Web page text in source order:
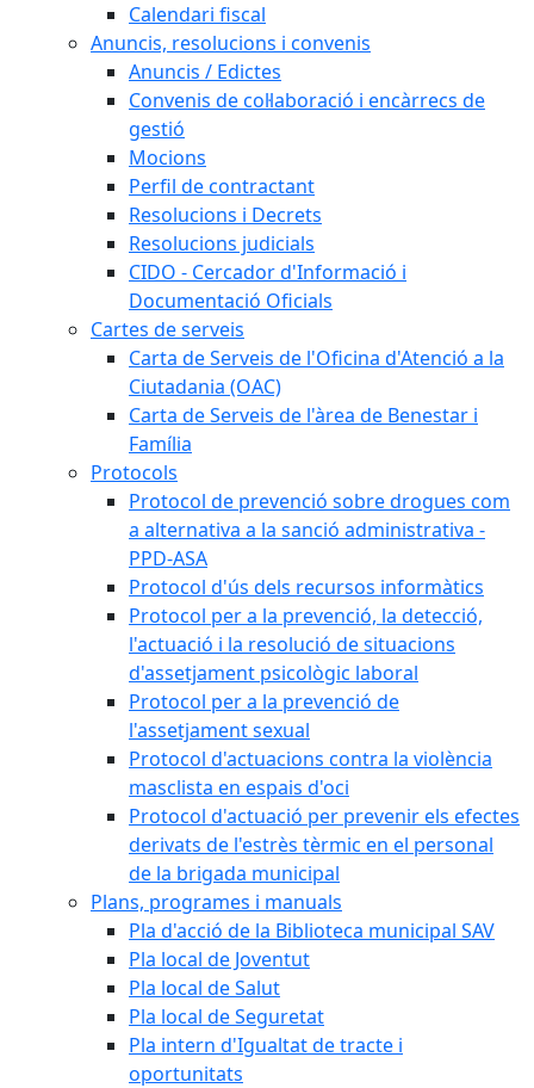
Calendari fiscal
Anuncis, resolucions i convenis
Anuncis / Edictes
Convenis de col·laboració i encàrrecs de
gestió
Mocions
Perfil de contractant
Resolucions i Decrets
Resolucions judicials
CIDO - Cercador d'Informació i
Documentació Oficials
Cartes de serveis
Carta de Serveis de l'Oficina d'Atenció a la
Ciutadania (OAC)
Carta de Serveis de l'àrea de Benestar i
Família
Protocols
Protocol de prevenció sobre drogues com
a alternativa a la sanció administrativa -
PPD-ASA
Protocol d'ús dels recursos informàtics
Protocol per a la prevenció, la detecció,
l'actuació i la resolució de situacions
d'assetjament psicològic laboral
Protocol per a la prevenció de
l'assetjament sexual
Protocol d'actuacions contra la violència
masclista en espais d'oci
Protocol d'actuació per prevenir els efectes
derivats de l'estrès tèrmic en el personal
de la brigada municipal
Plans, programes i manuals
Pla d'acció de la Biblioteca municipal SAV
Pla local de Joventut
Pla local de Salut
Pla local de Seguretat
Pla intern d'Igualtat de tracte i
oportunitats